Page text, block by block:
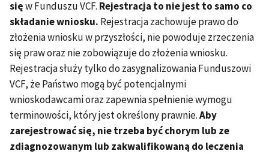
sięw Funduszu VCF. Rejestracja to nie jest to samo co
składanie wniosku. Rejestracja zachowuje prawo do
złożenia wniosku w przyszłości, nie powoduje zrzeczenia
się praw oraz nie zobowiązuje do złożenia wniosku.
Rejestracja służy tylko do zasygnalizowania Funduszowi
VCF, że Państwo mogą być potencjalnymi
wnioskodawcami oraz zapewnia spełnienie wymogu
terminowości, który jest określony prawnie.Aby
zarejestrować się, nie trzeba być chorym lub ze
zdiagnozowanym lub zakwalifikowaną do leczenia